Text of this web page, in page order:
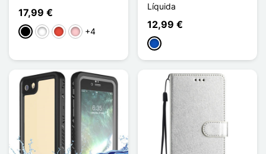
17,99 €
NegroBlancoRojoRosa+4
Líquida
12,99 €
Saphir